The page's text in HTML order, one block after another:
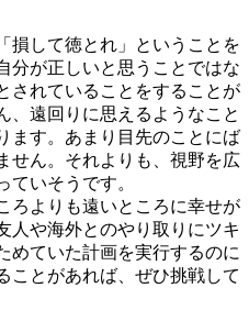
損して徳とれ」ということを
分が正しいと思うことではな
されていることをすることが
、遠回りに思えるようなこと
ます。あまり目先のことにば
せん。それよりも、視野を広
ていそうです。
ろよりも遠いところに幸せが
人や海外とのやり取りにツキ
めていた計画を実行するのに
ことがあれば、ぜひ挑戦して